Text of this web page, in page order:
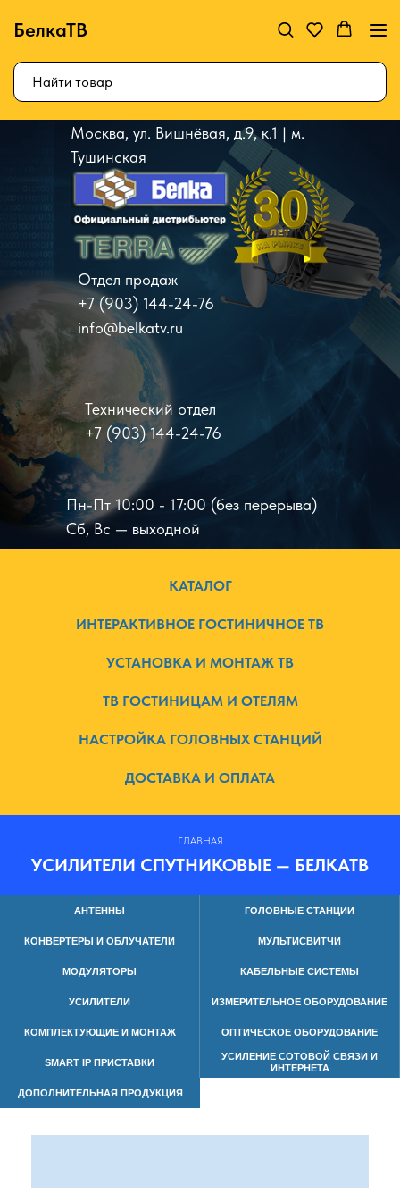
БелкаТВ
Москва, ул. Вишнёвая, д.9, к.1 | м.
Тушинская
Отдел продаж
+7 (903) 144-24-76
info@belkatv.ru
Пн-Пт 10:00 - 17:00 (без перерыва)
Сб, Вс — выходной
Технический отдел
+7 (903) 144-24-76
КАТАЛОГ
ИНТЕРАКТИВНОЕ ГОСТИНИЧНОЕ ТВ
УСТАНОВКА И МОНТАЖ ТВ
ТВ ГОСТИНИЦАМ И ОТЕЛЯМ
НАСТРОЙКА ГОЛОВНЫХ СТАНЦИЙ
ДОСТАВКА И ОПЛАТА
ГЛАВНАЯ
УСИЛИТЕЛИ СПУТНИКОВЫЕ — БЕЛКАТВ
АНТЕННЫ ГОЛОВНЫЕ СТАНЦИИ
КОНВЕРТЕРЫ И ОБЛУЧАТЕЛИ МУЛЬТИСВИТЧИ
МОДУЛЯТОРЫ КАБЕЛЬНЫЕ СИСТЕМЫ
УСИЛИТЕЛИ ИЗМЕРИТЕЛЬНОЕ ОБОРУДОВАНИЕ
КОМПЛЕКТУЮЩИЕ И МОНТАЖ ОПТИЧЕСКОЕ ОБОРУДОВАНИЕ
SMART IP ПРИСТАВКИ
УСИЛЕНИЕ СОТОВОЙ СВЯЗИ И
ИНТЕРНЕТА
ДОПОЛНИТЕЛЬНАЯ ПРОДУКЦИЯ